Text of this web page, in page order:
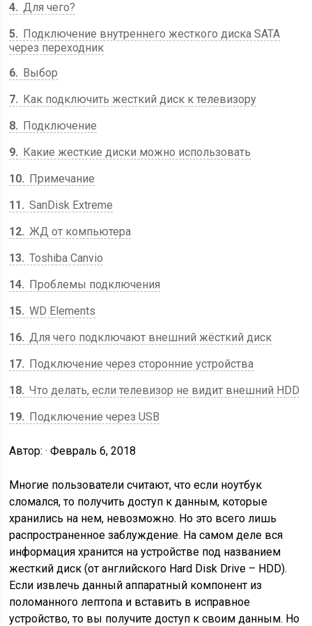
4 Для чего?
5
Подключение внутреннего жесткого диска SATA
через переходник
6
Выбор
7
Как подключить жесткий диск к телевизору
8
Подключение
9
Какие жесткие диски можно использовать
10
Примечание
11
SanDisk Extreme
12 ЖД от компьютера
13 Toshiba Canvio
14
Проблемы подключения
15 WD Elements
16 Для чего подключают внешний жёсткий диск
17
Подключение через сторонние устройства
18 Что делать, если телевизор не видит внешний HDD
19
Подключение через USB
Автор: · Февраль 6, 2018
Многие пользователи считают, что если ноутбук
сломался, то получить доступ к данным, которые
хранились на нем, невозможно. Но это всего лишь
распространенное заблуждение. На самом деле вся
информация хранится на устройстве под названием
жесткий диск (от английского Hard Disk Drive – HDD).
Если извлечь данный аппаратный компонент из
поломанного лептопа и вставить в исправное
устройство, то вы получите доступ к своим данным. Но